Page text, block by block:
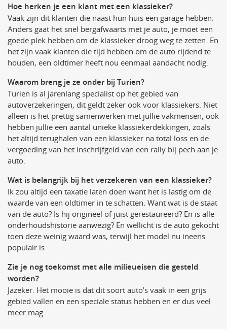
Hoe herken je een klant met een klassieker?
Vaak zijn dit klanten die naast hun huis een garage hebben.
Anders gaat het snel bergafwaarts met je auto, je moet een
goede plek hebben om de klassieker droog weg te zetten. En
het zijn vaak klanten die tijd hebben om de auto rijdend te
houden, een oldtimer heeft nou eenmaal aandacht nodig.
Waarom breng je ze onder bij Turien?
Turien is al jarenlang specialist op het gebied van
autoverzekeringen, dit geldt zeker ook voor klassiekers. Niet
alleen is het prettig samenwerken met jullie vakmensen, ook
hebben jullie een aantal unieke klassiekerdekkingen, zoals
het altijd terughalen van een klassieker na total loss en de
vergoeding van het inschrijfgeld van een rally bij pech aan je
auto.
Wat is belangrijk bij het verzekeren van een klassieker?
Ik zou altijd een taxatie laten doen want het is lastig om de
waarde van een oldtimer in te schatten. Want wat is de staat
van de auto? Is hij origineel of juist gerestaureerd? En is alle
onderhoudshistorie aanwezig? En wellicht is de auto gekocht
toen deze weinig waard was, terwijl het model nu ineens
populair is.
Zie je nog toekomst met alle milieueisen die gesteld
worden?
Jazeker. Het mooie is dat dit soort auto’s vaak in een grijs
gebied vallen en een speciale status hebben en er dus veel
meer mag.